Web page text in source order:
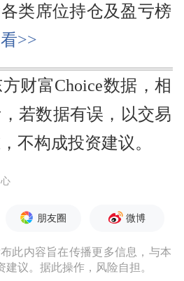
类席位持仓及盈亏榜
>>
财富Choice数据，相
若数据有误，以交易
不构成投资建议。
朋友圈 微博
此内容旨在传播更多信息，与本
议。据此操作，风险自担。